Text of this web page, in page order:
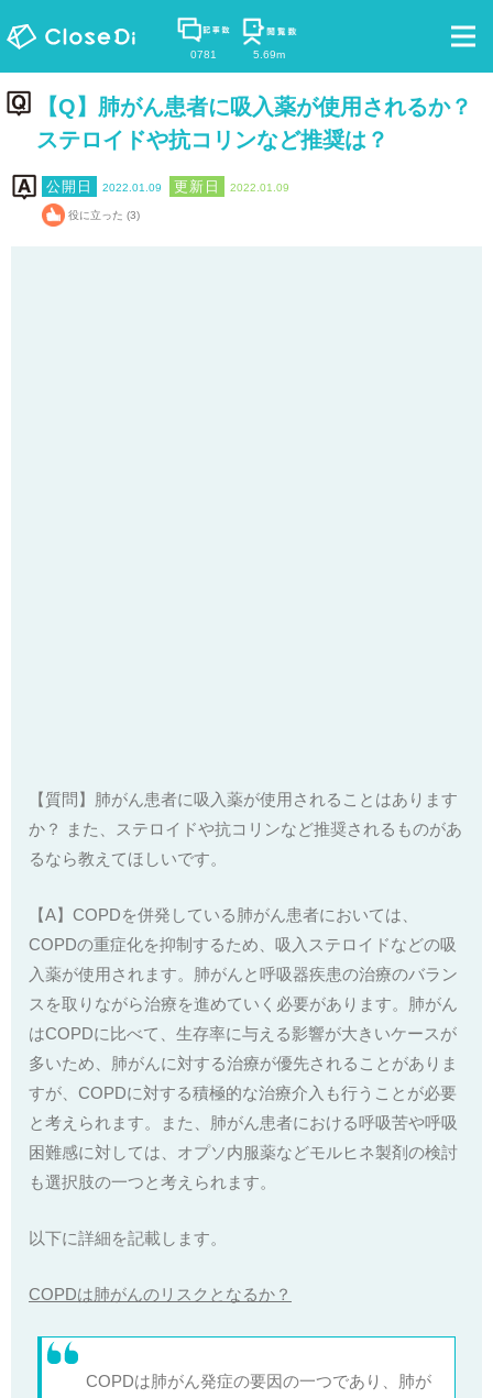
0781 5.69m
【Q】肺がん患者に吸入薬が使用されるか？
ステロイドや抗コリンなど推奨は？
2022.01.09 2022.01.09
役に立った (3)
【質問】肺がん患者に吸入薬が使用されることはあります
か？ また、ステロイドや抗コリンなど推奨されるものがあ
るなら教えてほしいです。
【A】COPDを併発している肺がん患者においては、
COPDの重症化を抑制するため、吸入ステロイドなどの吸
入薬が使用されます。肺がんと呼吸器疾患の治療のバラン
スを取りながら治療を進めていく必要があります。肺がん
はCOPDに比べて、生存率に与える影響が大きいケースが
多いため、肺がんに対する治療が優先されることがありま
すが、COPDに対する積極的な治療介入も行うことが必要
と考えられます。また、肺がん患者における呼吸苦や呼吸
困難感に対しては、オプソ内服薬などモルヒネ製剤の検討
も選択肢の一つと考えられます。
以下に詳細を記載します。
COPDは肺がんのリスクとなるか？
COPDは肺がん発症の要因の一つであり、肺が